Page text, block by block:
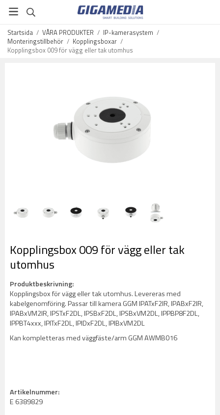
Startsida / VÅRA PRODUKTER / IP-kamerasystem /
Monteringstillbehör / Kopplingsboxar /
Kopplingsbox 009 för vägg eller tak utomhus
Kopplingsbox 009 för vägg eller tak
utomhus
Produktbeskrivning:
Kopplingsbox för vägg eller tak utomhus. Levereras med
kabelgenomföring. Passar till kamera GGM IPATxF2IR, IPABxF2IR,
IPABxVM2IR, IPSTxF2DL, IPSBxF2DL, IPSBxVM2DL, IPPBP8F2DL,
IPPBT4xxx, IPITxF2DL, IPIDxF2DL, IPIBxVM2DL
Kan kompletteras med väggfäste/arm GGM AWMB016
Artikelnummer:
E 6389829